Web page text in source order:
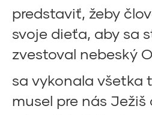
predstaviť, žeby
svoje dieťa, aby sa
zvestoval nebeský
sa vykonala všetka
musel pre nás